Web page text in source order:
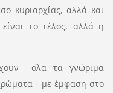
κυριαρχίας, αλλά και
το τέλος, αλλά η
όλα τα γνώριμα
- με έμφαση στο